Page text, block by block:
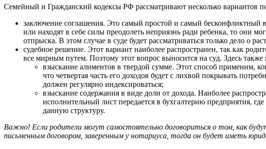
Семейный и Гражданский кодексы РФ рассматривают несколько вариантов
заключение соглашения. Это самый простой и самый бесконфликтный
или находят в себе силы преодолеть неприязнь ради ребенка, то они
отпрыска. В этом случае в суде будет рассматриваться только дело о
судебное решение. Этот вариант наиболее распространен, так как
все мирным путем. Поэтому этот вопрос выносится на суд. Здесь
взыскание алиментов в твердой сумме. Этот способ применим,
что четвертая часть его доходов будет с лихвой покрывать
должен регулярно индексироваться;
взыскание содержания в виде доли от дохода. Наиболее
исполнительный лист передается в бухгалтерию предприятия,
данную структуру.
Важно! Если родители могут самостоятельно договориться о том, как
письменным договором, заверенным у нотариуса, тогда он будет иметь